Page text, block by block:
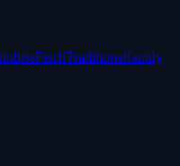
FischTraditionalfamily